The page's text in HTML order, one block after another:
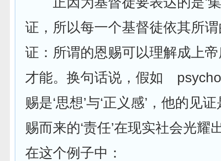
证，所以每一个基督徒依其所谓
证：所谓的恩赐可以理解成上
才能。换句话说，假如
赐是‘思想’与‘正义感’，他的见
赐而来的‘责任’在现实社会光耀
在这个例子中：